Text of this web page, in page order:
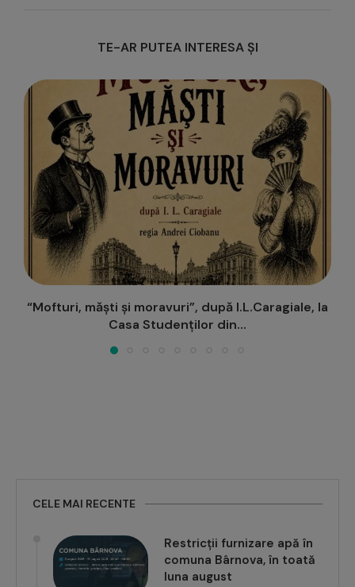
TE-AR PUTEA INTERESA ȘI
Teatrul Național din Iași, nominalizat de juriul
“Destinația Anului 2026”...
CELE MAI RECENTE
Restricții furnizare apă în
comuna Bârnova, în toată
luna august